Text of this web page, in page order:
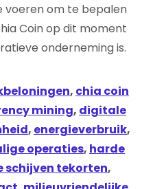
voeren om te bepalen
Coin op dit moment
onderneming is.
, chia coin
mining, digitale
, energieverbruik,
operaties, harde
schijven tekorten,